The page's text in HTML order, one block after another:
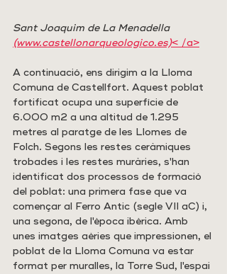
Sant Joaquim de La Menadella
(www.castellonarqueologico.es)< /a>
A continuació, ens dirigim a la Lloma
Comuna de Castellfort. Aquest poblat
fortificat ocupa una superfície de
6.000 m2 a una altitud de 1.295
metres al paratge de les Llomes de
Folch. Segons les restes ceràmiques
trobades i les restes muràries, s'han
identificat dos processos de formació
del poblat: una primera fase que va
començar al Ferro Antic (segle VII aC) i,
una segona, de l'època ibèrica. Amb
unes imatges aèries que impressionen, el
poblat de la Lloma Comuna va estar
format per muralles, la Torre Sud, l'espai